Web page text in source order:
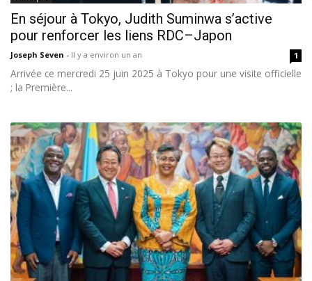
En séjour à Tokyo, Judith Suminwa s’active
pour renforcer les liens RDC–Japon
Joseph Seven - Il y a environ un an 1
Arrivée ce mercredi 25 juin 2025 à Tokyo pour une visite officielle
; la Première...